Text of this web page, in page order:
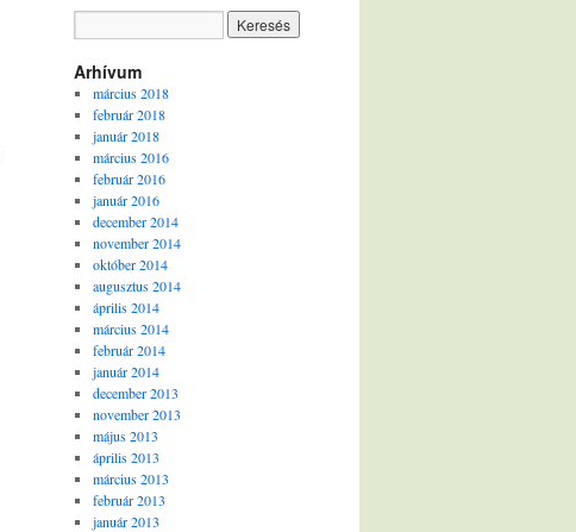
Arhívum
március 2018
február 2018
január 2018
március 2016
február 2016
január 2016
december 2014
november 2014
október 2014
augusztus 2014
április 2014
március 2014
február 2014
január 2014
december 2013
november 2013
május 2013
április 2013
március 2013
február 2013
január 2013